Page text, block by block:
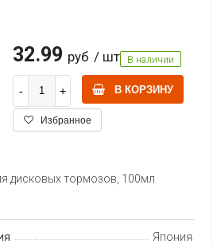
32.99 руб / шт В наличии
В КОРЗИНУ
Избранное
дисковых тормозов, 100мл
Япония